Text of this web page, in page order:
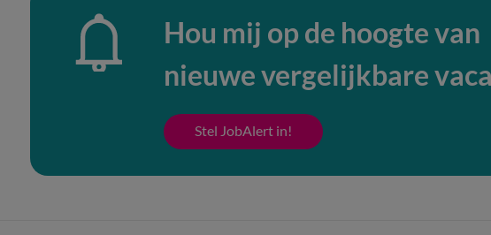
Hou mij op de hoogte van
nieuwe vergelijkbare
Stel JobAlert in!